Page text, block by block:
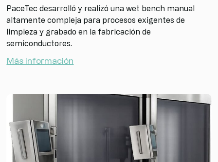
PaceTec desarrolló y realizó una wet bench manual
altamente compleja para procesos exigentes de
limpieza y grabado en la fabricación de
semiconductores.
Más información